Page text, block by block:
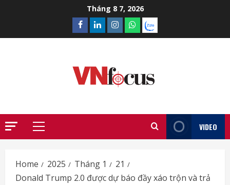
Tháng 8 7, 2026
Facebook
LinkedinInstagram
What’sapp
Zalo
Primary
VIDEO
Home 2025 Tháng 1
21
Donald Trump 2.0 được dự báo đầy xáo trộn và trả